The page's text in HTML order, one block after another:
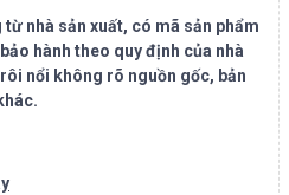
nhà sản xuất, có mã sản phẩm
hành theo quy định của nhà
nổi không rõ nguồn gốc, bản